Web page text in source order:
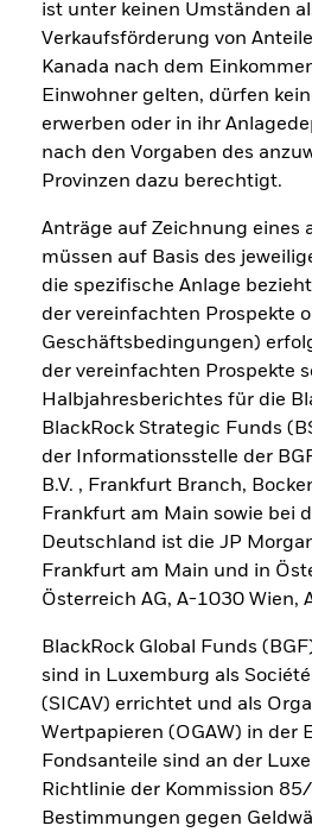
ist unter keinen Umständen
Verkaufsförderung von
Kanada nach dem
Einwohner gelten, dürfen
erwerben oder in ihr
nach den Vorgaben des
Provinzen dazu berechtigt.
Anträge auf Zeichnung eines
müssen auf Basis des
die spezifische Anlage
der vereinfachten Prospekte
Geschäftsbedingungen)
der vereinfachten Prospekte
Halbjahresberichtes für die
BlackRock Strategic Funds
der Informationsstelle der
B.V. , Frankfurt Branch,
Frankfurt am Main sowie bei
Deutschland ist die JP
Frankfurt am Main und in
Österreich AG, A-1030 Wien,
BlackRock Global Funds
sind in Luxemburg als
(SICAV) errichtet und als
Wertpapieren (OGAW) in der
Fondsanteile sind an der
Richtlinie der Kommission
Bestimmungen gegen
Values. Range: -0.5 to 0.5.
Gesamtrendite (%)
2023
2021
1 (%) USD
sich auf die
verlässlicher Indikator für die
entwickeln. Dies kann Ihnen
Aufgrund von
anderen Währung als derjenigen
wurde.Quelle: Blackrock